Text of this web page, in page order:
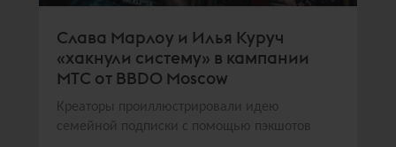
Слава Марлоу и Илья Куруч
«хакнули систему» в кампании
МТС от BBDO Moscow
Креаторы проиллюстрировали идею
семейной подписки с помощью пэкшотов